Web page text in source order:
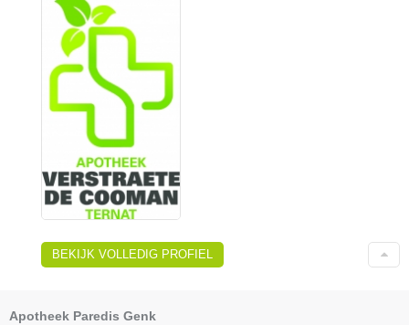
BEKIJK VOLLEDIG PROFIEL
Apotheek Paredis Genk